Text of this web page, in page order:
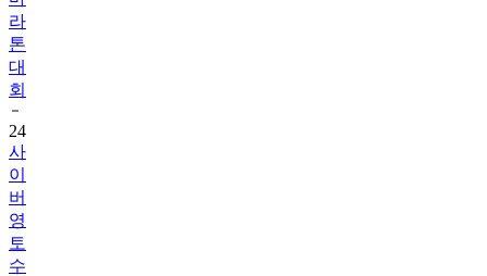
라
톤
대
회
24
사
이
버
영
토
수